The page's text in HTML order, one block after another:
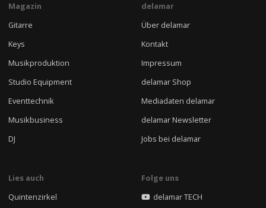
Magazin
Gitarre
Keys
Musikproduktion
Studio Equipment
Eventtechnik
Musikbusiness
DJ
delamar
Über delamar
Kontakt
Impressum
delamar Shop
Mediadaten delamar
delamar Newsletter
Jobs bei delamar
Lies auch
Quintenzirkel
Folge uns
delamar TECH